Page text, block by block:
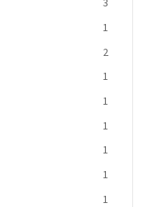
1
2
1
1
1
1
1
1